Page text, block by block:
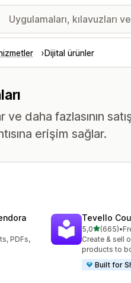
Dijital ürünler
daha fazlasının
erişim sağlar.
PDFs,
Tevello
5,05 yıldız
(665)
toplam 665•
Create & sell
products to
Built for